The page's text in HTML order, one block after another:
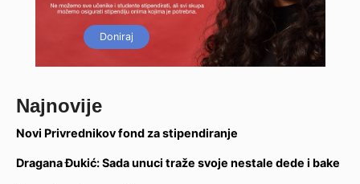
Doniraj
Najnovije
Novi Privrednikov fond za stipendiranje
Dragana Đukić: Sada unuci traže svoje nestale dede i bake